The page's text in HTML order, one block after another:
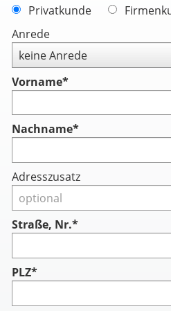
Privatkunde
Anrede
Vorname*
Nachname*
Adresszusatz
Straße, Nr.*
PLZ*